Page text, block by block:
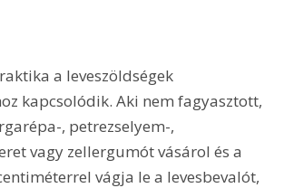
kapcsolódik. Aki nem fagyasztott,
, petrezselyem-,
vagy zellergumót vásárol és a
vágja le a levesbevalót,